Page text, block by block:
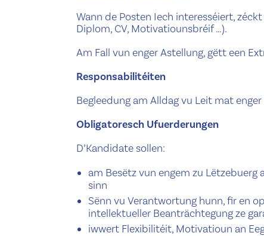
Wann de Posten Iech interesséiert,
Diplom, CV, Motivatiounsbréif …).
Am Fall vun enger Astellung, gëtt een
Responsabilitéiten
Begleedung am Alldag vu Leit mat
Obligatoresch Ufuerderungen
D’Kandidate sollen:
am Besëtz vun engem zu
sinn
Sënn vu Verantwortung hunn, fir en
intellektueller Beanträchtegung ze
iwwert Flexibilitéit, Motivatioun an